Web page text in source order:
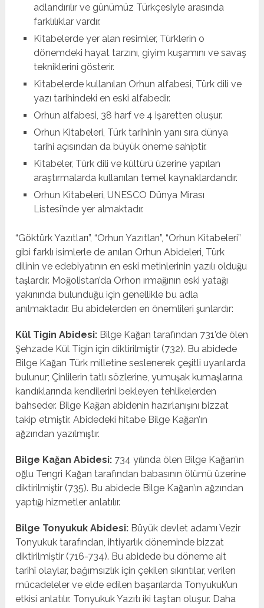
adlandırılır ve günümüz Türkçesiyle arasında
farklılıklar vardır.
Kitabelerde yer alan resimler, Türklerin o
dönemdeki hayat tarzını, giyim kuşamını ve savaş
tekniklerini gösterir.
Kitabelerde kullanılan Orhun alfabesi, Türk dili ve
yazı tarihindeki en eski alfabedir.
Orhun alfabesi, 38 harf ve 4 işaretten oluşur.
Orhun Kitabeleri, Türk tarihinin yanı sıra dünya
tarihi açısından da büyük öneme sahiptir.
Kitabeler, Türk dili ve kültürü üzerine yapılan
araştırmalarda kullanılan temel kaynaklardandır.
Orhun Kitabeleri, UNESCO Dünya Mirası
Listesi’nde yer almaktadır.
“Göktürk Yazıtları”, “Orhun Yazıtları”, “Orhun Kitabeleri”
gibi farklı isimlerle de anılan Orhun Abideleri, Türk
dilinin ve edebiyatının en eski metinlerinin yazılı olduğu
taşlardır. Moğolistan’da Orhon ırmağının eski yatağı
yakınında bulunduğu için genellikle bu adla
anılmaktadır. Bu abidelerden en önemlileri şunlardır:
Kül Tigin Abidesi: Bilge Kağan tarafından 731’de ölen
Şehzade Kül Tigin için diktirilmiştir (732). Bu abidede
Bilge Kağan Türk milletine seslenerek çeşitli uyarılarda
bulunur; Çinlilerin tatlı sözlerine, yumuşak kumaşlarına
kandıklarında kendilerini bekleyen tehlikelerden
bahseder. Bilge Kağan abidenin hazırlanışını bizzat
takip etmiştir. Abidedeki hitabe Bilge Kağan’ın
ağzından yazılmıştır.
Bilge Kağan Abidesi: 734 yılında ölen Bilge Kağan’ın
oğlu Tengri Kağan tarafından babasının ölümü üzerine
diktirilmiştir (735). Bu abidede Bilge Kağan’ın ağzından
yaptığı hizmetler anlatılır.
Bilge Tonyukuk Abidesi: Büyük devlet adamı Vezir
Tonyukuk tarafından, ihtiyarlık döneminde bizzat
diktirilmiştir (716-734). Bu abidede bu döneme ait
tarihî olaylar, bağımsızlık için çekilen sıkıntılar, verilen
mücadeleler ve elde edilen başarılarda Tonyukuk’un
etkisi anlatılır. Tonyukuk Yazıtı iki taştan oluşur. Daha